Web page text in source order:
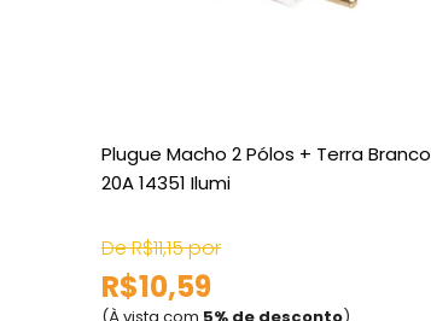
Plugue Macho 2 Pólos + Terra Branco
20A 14351 Ilumi
De R$11,15 por
R$10,59